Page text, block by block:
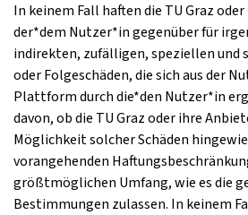
In keinem Fall haften die TU Graz
der*dem Nutzer*in gegenüber für
indirekten, zufälligen, speziellen und
oder Folgeschäden, die sich aus der
Plattform durch die*den Nutzer*in
davon, ob die TU Graz oder ihre
Möglichkeit solcher Schäden
vorangehenden
größtmöglichen Umfang, wie es die
Bestimmungen zulassen. In keinem